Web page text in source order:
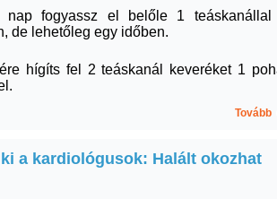
nap fogyassz el belőle 1
de lehetőleg egy időben.
hígíts fel 2 teáskanál keveréket 1
Tovább
a kardiológusok: Halált okozhat